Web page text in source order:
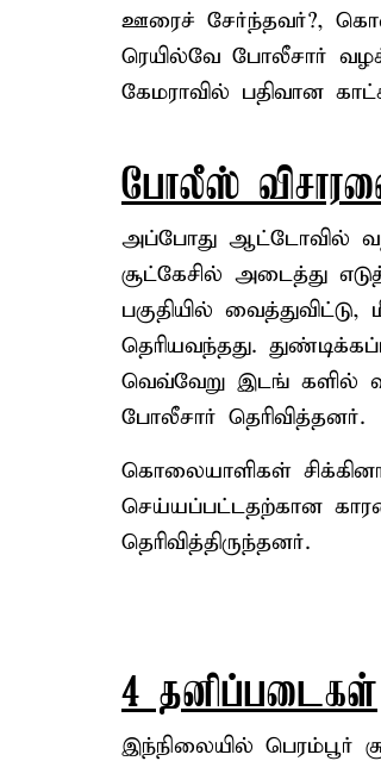
ஊரைச் சேர்ந்தவர்?,
ரெயில்வே போலீசார்
கேமராவில் பதிவான
போலீஸ்
அப்போது ஆட்டோவில்
சூட்கேசில் அடைத்து
பகுதியில்
தெரியவந்தது.
வெவ்வேறு இடங் களில்
போலீசார் தெரிவித்தனர்.
கொலையாளிகள்
செய்யப்பட்டதற்கான
தெரிவித்திருந்தனர்.
4 தனிப்படைகள்
இந்நிலையில்